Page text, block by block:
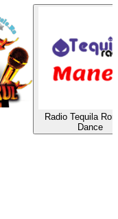
Radio Tequila
Dance